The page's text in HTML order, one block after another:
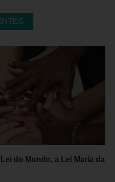
do Mundo, a Lei Maria da